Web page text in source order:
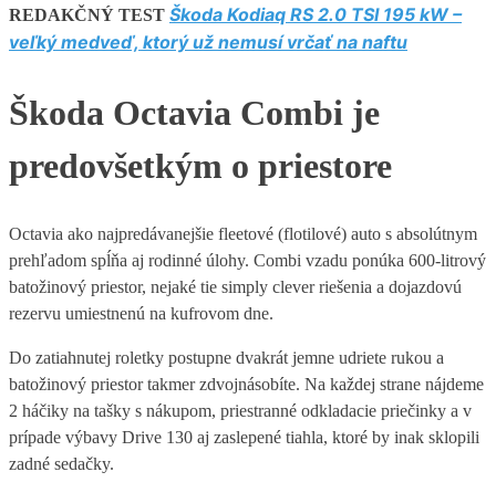
REDAKČNÝ TEST Škoda Kodiaq RS 2.0 TSI 195 kW –
veľký medveď, ktorý už nemusí vrčať na naftu
Škoda Octavia Combi je
predovšetkým o priestore
Octavia ako najpredávanejšie fleetové (flotilové) auto s absolútnym
prehľadom spĺňa aj rodinné úlohy. Combi vzadu ponúka 600-litrový
batožinový priestor, nejaké tie simply clever riešenia a dojazdovú
rezervu umiestnenú na kufrovom dne.
Do zatiahnutej roletky postupne dvakrát jemne udriete rukou a
batožinový priestor takmer zdvojnásobíte. Na každej strane nájdeme
2 háčiky na tašky s nákupom, priestranné odkladacie priečinky a v
prípade výbavy Drive 130 aj zaslepené tiahla, ktoré by inak sklopili
zadné sedačky.